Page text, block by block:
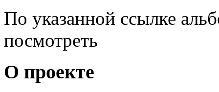
По указанной ссылке
посмотреть
О проекте